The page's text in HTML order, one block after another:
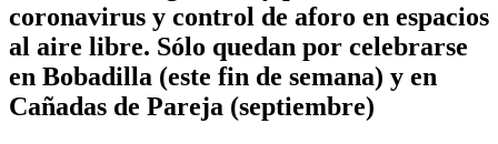
coronavirus y control de aforo en espacios
al aire libre. Sólo quedan por celebrarse
en Bobadilla (este fin de semana) y en
Cañadas de Pareja (septiembre)